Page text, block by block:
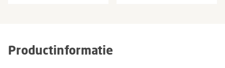
Productinformatie